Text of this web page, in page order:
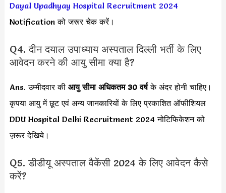
Dayal Upadhyay Hospital Recruitment 2024
Notification को जरूर चेक करें।
Q4. दीन दयाल उपाध्याय अस्पताल दिल्ली भर्ती के लिए
आवेदन करने की आयु सीमा क्या है?
Ans. उम्मीदवार की आयु सीमा अधिकतम 30 वर्षके अंदर होनी चाहिए।
कृपया आयु में छूट एवं अन्य जानकारियों के लिए प्रकाशित ऑफीशियल
DDU Hospital Delhi Recruitment 2024 नोटिफिकेशन को
ज़रूर देखिये।
Q5. डीडीयू अस्पताल वैकेंसी 2024 के लिए आवेदन कैसे
करें?